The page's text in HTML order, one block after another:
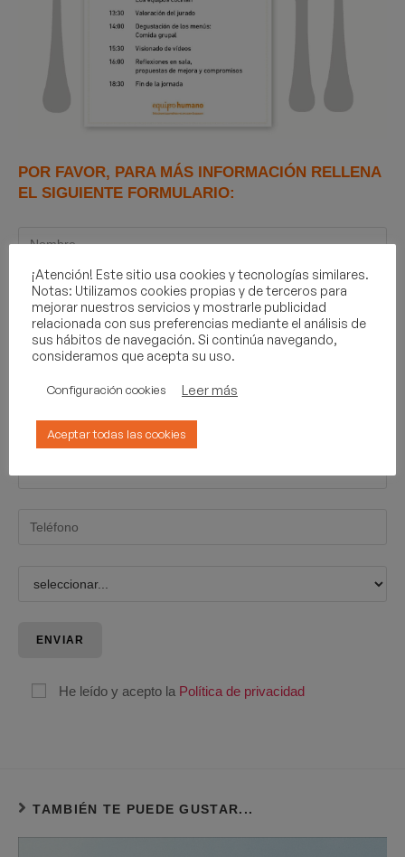
POR FAVOR, PARA MÁS INFORMACIÓN RELLENA
EL SIGUIENTE FORMULARIO:
He leído y acepto la Política de privacidad
TAMBIÉN TE PUEDE GUSTAR...
¡Atención! Este sitio usa cookies y tecnologías similares.
Notas: Utilizamos cookies propias y de terceros para
mejorar nuestros servicios y mostrarle publicidad
relacionada con sus preferencias mediante el análisis de
sus hábitos de navegación. Si continúa navegando,
consideramos que acepta su uso.
Configuración cookies Leer más
Aceptar todas las cookies